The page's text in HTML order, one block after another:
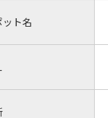
ット名